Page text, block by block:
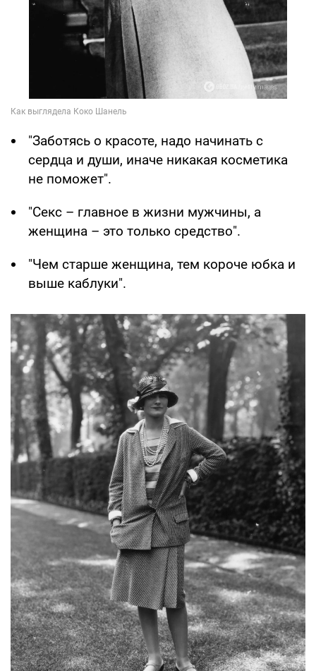
"Заботясь о красоте, надо начинать с
сердца и души, иначе никакая косметика
не поможет".
"Секс – главное в жизни мужчины, а
женщина – это только средство".
"Чем старше женщина, тем короче юбка и
выше каблуки".